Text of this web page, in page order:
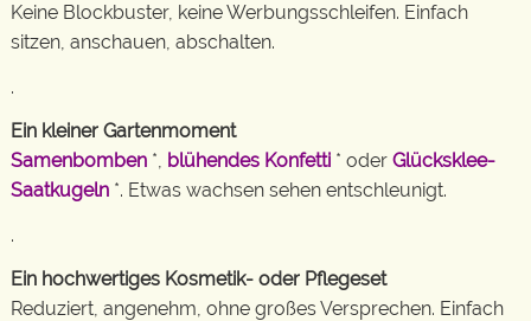
Keine Blockbuster, keine Werbungsschleifen. Einfach
sitzen, anschauen, abschalten.
.
Ein kleiner Gartenmoment
Samenbomben *, blühendes Konfetti * oder Glücksklee-
Saatkugeln *. Etwas wachsen sehen entschleunigt.
.
Ein hochwertiges Kosmetik- oder Pflegeset
Reduziert, angenehm, ohne großes Versprechen. Einfach